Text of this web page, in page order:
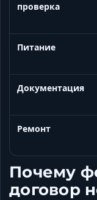
проверка
Питание
Документация
Ремонт
Почему
договор